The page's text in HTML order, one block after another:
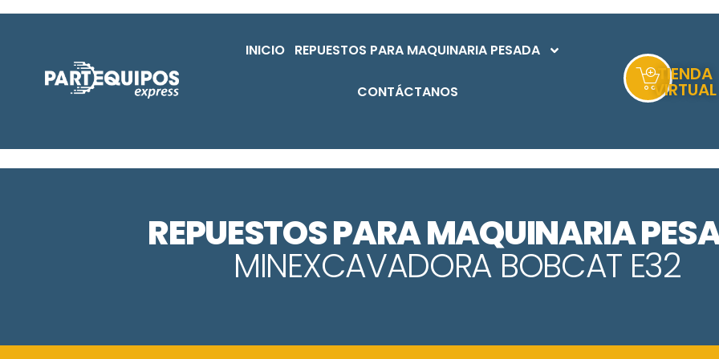
INICIO REPUESTOS PARA MAQUINARIA PESADA
CONTÁCTANOS
TIENDA
VIRTUAL
REPUESTOS PARA MAQUINARIA
MINEXCAVADORA BOBCAT E32